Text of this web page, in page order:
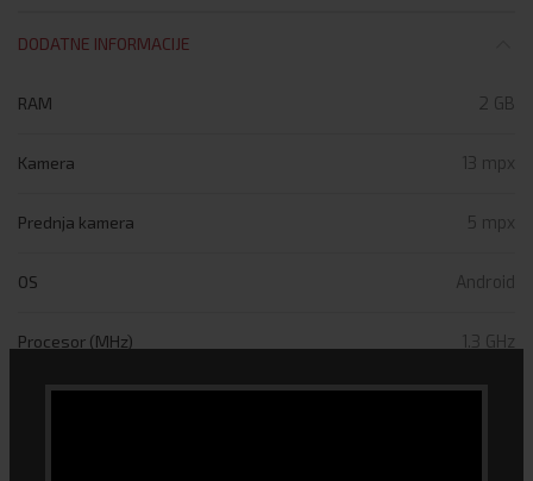
DODATNE INFORMACIJE
RAM 2 GB
Kamera 13 mpx
Prednja kamera 5 mpx
OS Android
Procesor (MHz) 1.3 GHz